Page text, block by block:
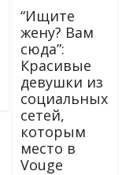
“Ищите
жену? Вам
сюда”:
Красивые
девушки из
социальных
сетей,
которым
место в
Vouge